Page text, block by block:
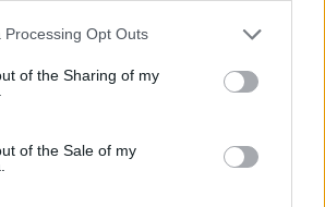
Processing Opt Outs
of the Sharing of my
of the Sale of my
Sturgis – Nova versão